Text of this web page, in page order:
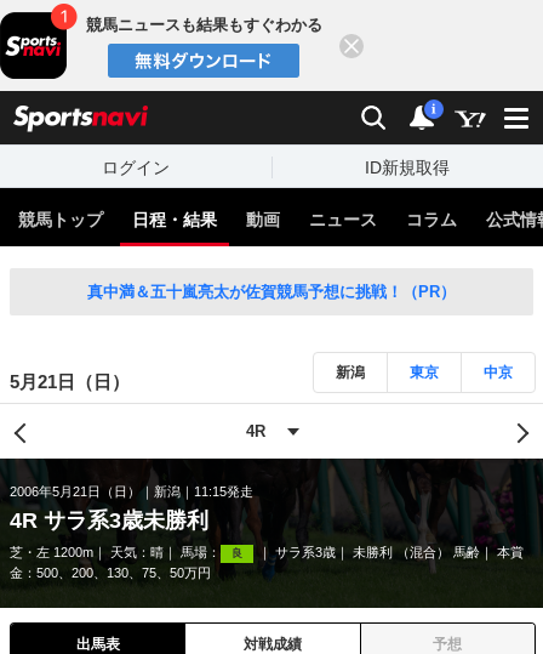
競馬ニュースも結果もすぐわかる
検索 通知
i
ログイン ID新規取得
競馬トップ 日程・結果 動画 ニュース コラム 公式情
真中満＆五十嵐亮太が佐賀競馬予想に挑戦！（PR）
5月21日（日） 新潟 東京 中京
2006年5月21日（日） 新潟 11:15発走
4R サラ系3歳未勝利
芝・左 1200m 天気： 晴 馬場： 良 サラ系3歳 未勝利 （混合） 馬齢
本賞
金：500、200、130、75、50万円
出馬表 対戦成績 予想